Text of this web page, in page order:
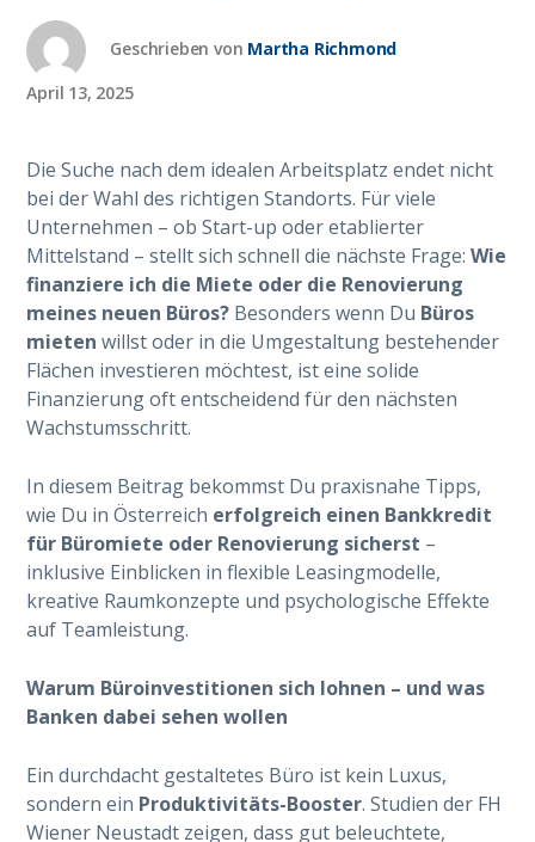
Geschrieben von Martha Richmond
April 13, 2025
Die Suche nach dem idealen Arbeitsplatz endet nicht
bei der Wahl des richtigen Standorts. Für viele
Unternehmen – ob Start-up oder etablierter
Mittelstand – stellt sich schnell die nächste Frage:Wie
finanziere ich die Miete oder die Renovierung
meines neuen Büros? Besonders wenn Du Büros
mieten willst oder in die Umgestaltung bestehender
Flächen investieren möchtest, ist eine solide
Finanzierung oft entscheidend für den nächsten
Wachstumsschritt.
In diesem Beitrag bekommst Du praxisnahe Tipps,
wie Du in Österreich erfolgreich einen Bankkredit
für Büromiete oder Renovierung sicherst –
inklusive Einblicken in flexible Leasingmodelle,
kreative Raumkonzepte und psychologische Effekte
auf Teamleistung.
Warum Büroinvestitionen sich lohnen – und was
Banken dabei sehen wollen
Ein durchdacht gestaltetes Büro ist kein Luxus,
sondern ein Produktivitäts-Booster. Studien der FH
Wiener Neustadt zeigen, dass gut beleuchtete,